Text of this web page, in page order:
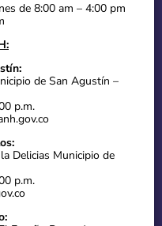
de 8:00 am – 4:00 pm
de San Agustín –
p.m.
Delicias Municipio de
p.m.